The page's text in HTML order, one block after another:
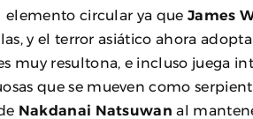
elemento circular ya queJames
y el terror asiático ahora
muy resultona, e incluso juega
que se mueven como
Nakdanai Natsuwan al